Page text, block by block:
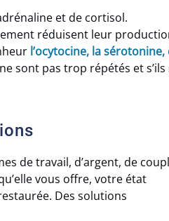
et de cortisol.
réduisent leur
l’ocytocine, la sérotonine,
sont pas trop répétés et
de travail, d’argent, de
vous offre, votre état
Des solutions